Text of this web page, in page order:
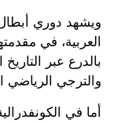
ويشهد دوري أبطال
العربية، في
بالدرع عبر
والترجي الرياضي
أما في